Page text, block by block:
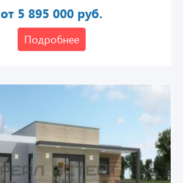
от 5 895 000 руб.
Подробнее